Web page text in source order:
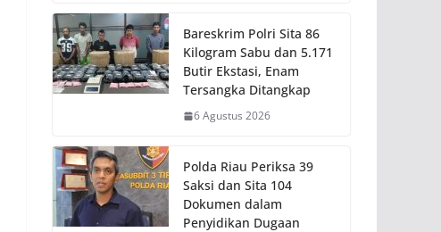
Bareskrim Polri Sita 86
Kilogram Sabu dan 5.171
Butir Ekstasi, Enam
Tersangka Ditangkap
6 Agustus 2026
Polda Riau Periksa 39
Saksi dan Sita 104
Dokumen dalam
Penyidikan Dugaan